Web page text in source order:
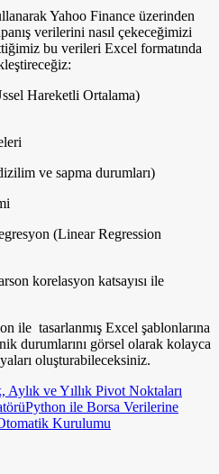
Yahoo Finance üzerinden
verilerini nasıl çekeceğimizi
bu verileri Excel formatında
Hareketli Ortalama)
ve sapma durumları)
(Linear Regression
korelasyon katsayısı ile
ile tasarlanmış Excel şablonlarına
durumlarını görsel olarak kolayca
oluşturabileceksiniz.
ve Yıllık Pivot Noktaları
Python ile Borsa Verilerine
Kurulumu